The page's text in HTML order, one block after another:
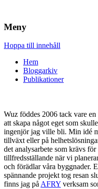
Wuz
Meny
Hoppa till innehåll
Hem
Bloggarkiv
Publikationer
Wuz föddes 2006 tack vare
att skapa något eget som
ingenjör jag ville bli. Min idé
tillväxt eller på
det analysarbete som krävs
tillfredsställande när vi
och förädlar våra byggnader.
spännande projekt tog resan
finns jag på AFRY verksam